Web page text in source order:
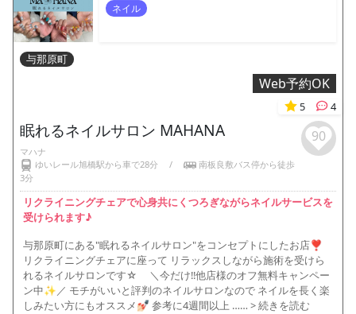
Web予約OK
ネイル
与那原町
5 4
眠れるネイルサロン MAHANA
マハナ
ゆいレール旭橋駅から車で28分
/
南板良敷バス停から徒歩
3分
90
リクライニングチェアで心身共にくつろぎながらネイルサービスを
受けられます♪
与那原町にある"眠れるネイルサロン"をコンセプトにしたお店❣
リクライニングチェアに座って リラックスしながら施術を受けら
れるネイルサロンです☆ ＼今だけ!!他店様のオフ無料キャンペー
ン中✨／ モチがいいと評判のネイルサロンなので ネイルを長く楽
しみたい方にもオススメ💅🏻 参考に4週間以上 …… > 続きを読む